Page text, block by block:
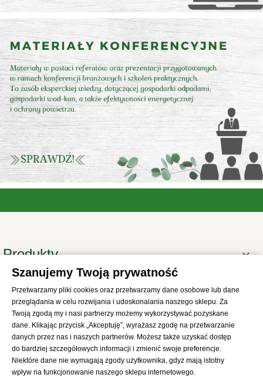
Produkty 
Informacje
Twoje konto 
Informacje o sklepie
Szanujemy Twoją prywatność
Przetwarzamy pliki cookies oraz przetwarzamy dane osobowe lub dane
przeglądania w celu rozwijania i udoskonalania naszego sklepu. Za
Twoją zgodą my i nasi partnerzy możemy wykorzystywać pozyskane
dane. Klikając przycisk „Akceptuję”, wyrażasz zgodę na przetwarzanie
danych przez nas i naszych partnerów. Możesz także uzyskać dostęp
do bardziej szczegółowych informacji i zmienić swoje preferencje.
Niektóre dane nie wymagają zgody użytkownika, gdyż mają istotny
wpływ na funkcjonowanie naszego sklepu internetowego.
© 2021SKLEP AbrysAll Rights Reserved